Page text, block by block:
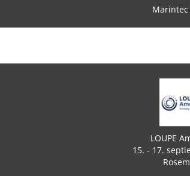
Marintec
LOUPE
15. - 17.